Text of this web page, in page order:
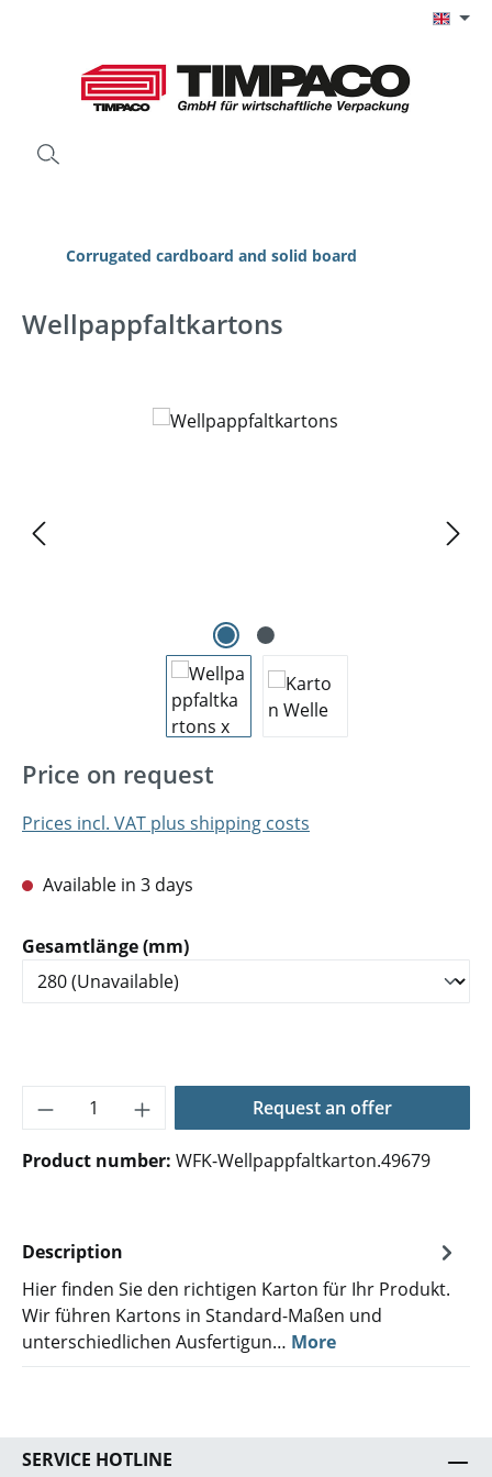
Corrugated cardboard and solid board
Wellpappfaltkartons
Skip image gallery
Price on request
Prices incl. VAT plus shipping costs
Available in 3 days
Select
Gesamtlänge (mm)
Product Quantity: Enter the desired
Request an offer
Product number: WFK-Wellpappfaltkarton.49679
Description
Hier finden Sie den richtigen Karton für Ihr Produkt.
Wir führen Kartons in Standard-Maßen und
unterschiedlichen Ausfertigun… More
SERVICE HOTLINE